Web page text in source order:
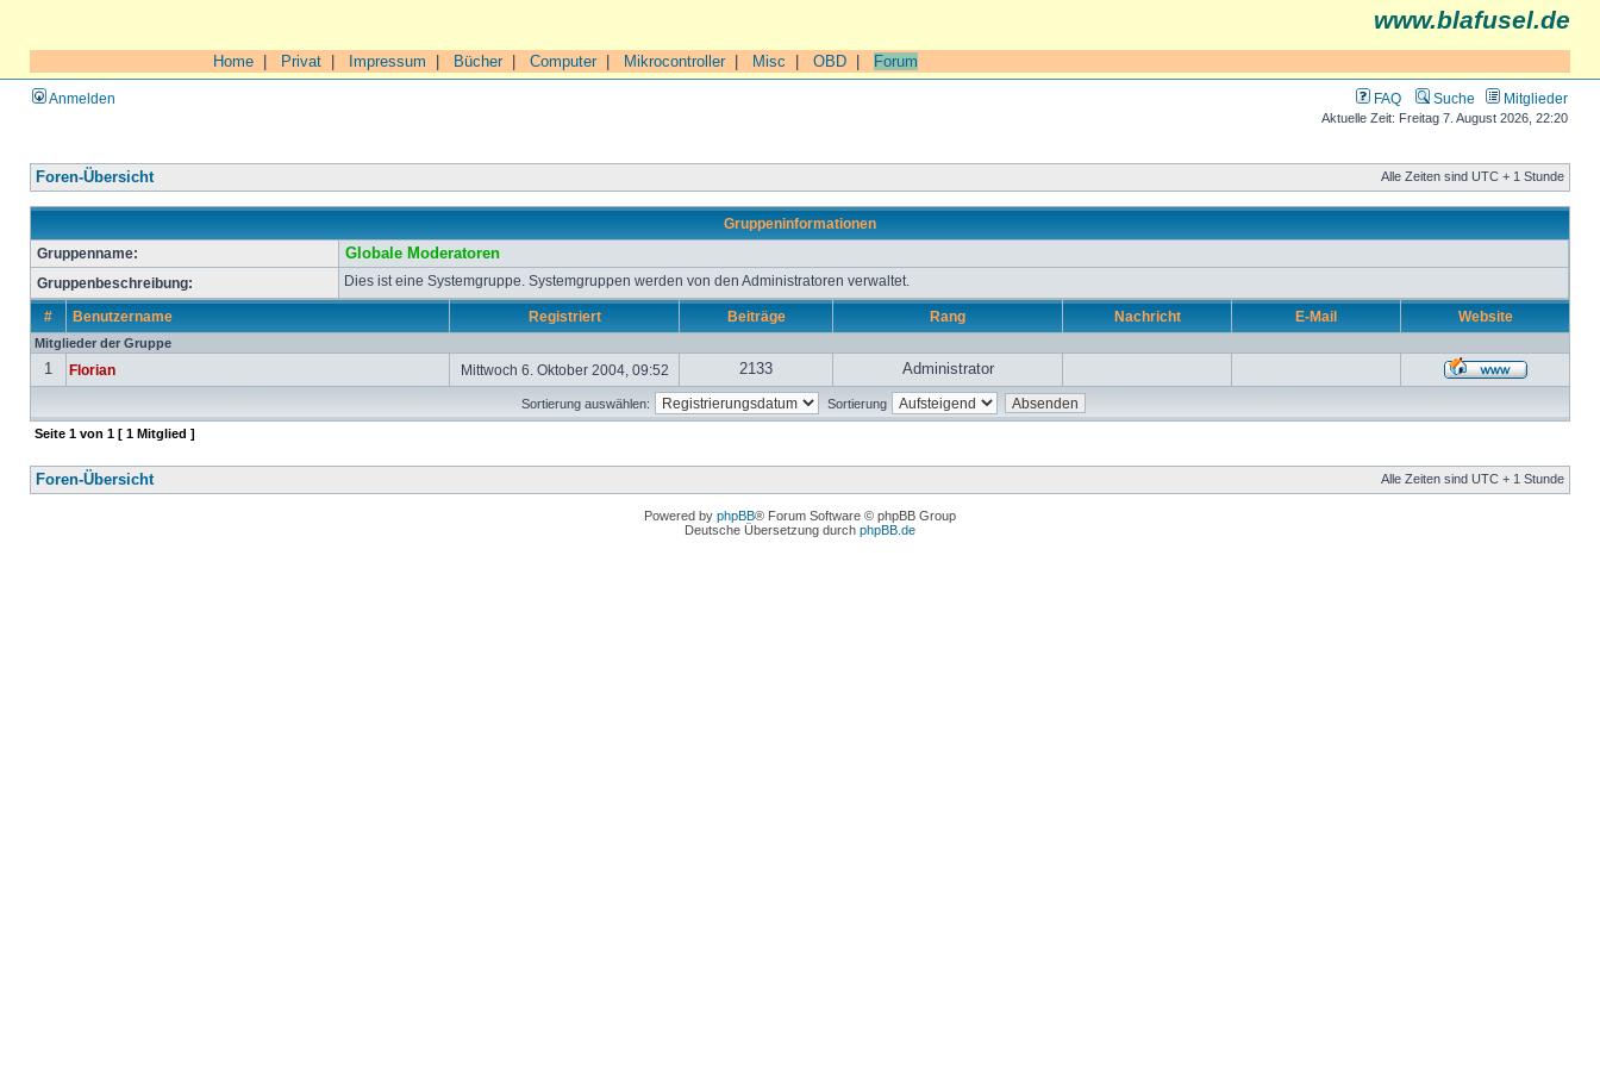
www.blafusel.de
Home Privat Impressum Bücher| Computer| Mikrocontroller| Misc OBD Forum
Anmelden FAQ Suche Mitglieder
Aktuelle Zeit: Freitag 7. August 2026, 22:20
Foren-Übersicht Alle Zeiten sind UTC + 1 Stunde
Gruppeninformationen
Gruppenname:
Globale Moderatoren
Gruppenbeschreibung: Dies ist eine Systemgruppe. Systemgruppen werden von den Administratoren verwaltet.
# Benutzername Registriert Beiträge Rang Nachricht E-Mail Website
Mitglieder der Gruppe
1 Florian Mittwoch 6. Oktober 2004, 09:52 2133 Administrator
Sortierung auswählen: Sortierung
Seite 1 von 1 [ 1 Mitglied ]
Foren-Übersicht Alle Zeiten sind UTC + 1 Stunde
Powered by phpBB® Forum Software © phpBB Group
Deutsche Übersetzung durch phpBB.de